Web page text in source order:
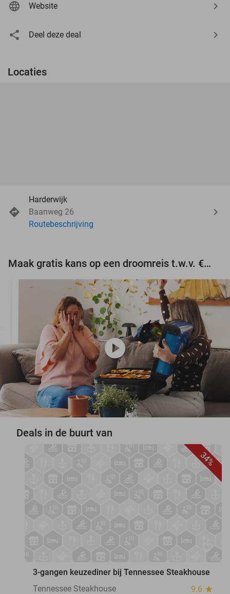
Website
Deel deze deal
Locaties
Harderwijk
Baanweg 26
Routebeschrijving
Maak gratis kans op een droomreis t.w.v. €3.000!
play_circle
Deals in de buurt van
34%
3-gangen keuzediner bij Tennessee Steakhouse
Tennessee Steakhouse
9.6 star